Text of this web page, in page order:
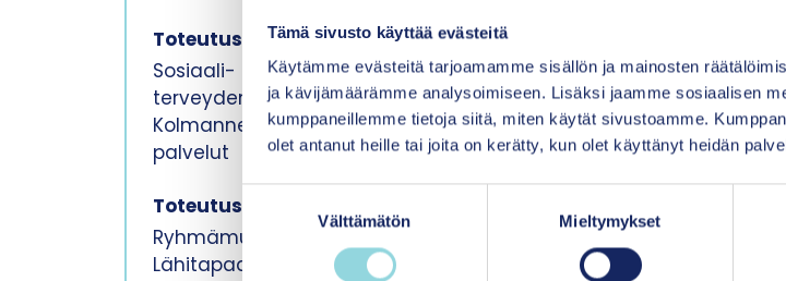
Tämä sivusto käyttää evästeitä
Käytämme evästeitä tarjoamamme sisällön ja mainosten
ja kävijämäärämme analysoimiseen. Lisäksi jaamme sosiaalisen
kumppaneillemme tietoja siitä, miten käytät sivustoamme.
olet antanut heille tai joita on kerätty, kun olet käyttänyt heidän
o
s
Välttämätön Mieltymykset
Toteutuspaikka
Sosiaali- tai
terveydenhuolto,
Kolmannen sektorin
palvelut
Toteutusmuoto
Ryhmämuotoinen,
Lähitapaamiset
Tutustu myös